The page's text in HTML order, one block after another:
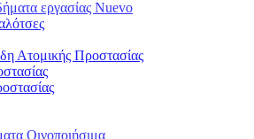
εργασίας Nuevo
Ατομικής Προστασίας
Οινοποιήσιμα